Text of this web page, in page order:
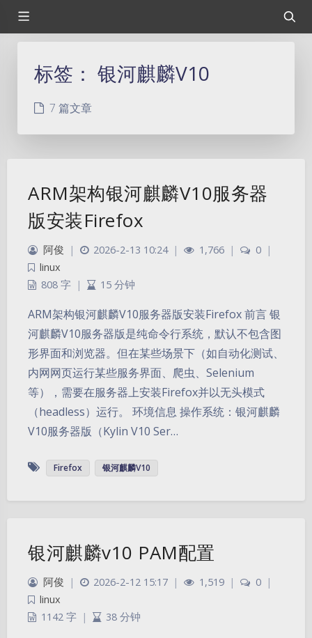
标签： 银河麒麟V10
7 篇文章
ARM架构银河麒麟V10服务器
版安装Firefox
阿俊 | 2026-2-13 10:24 | 1,766 | 0 |
linux
808 字 | 15 分钟
ARM架构银河麒麟V10服务器版安装Firefox 前言 银
河麒麟V10服务器版是纯命令行系统，默认不包含图
形界面和浏览器。但在某些场景下（如自动化测试、
内网网页运行某些服务界面、爬虫、Selenium
等），需要在服务器上安装Firefox并以无头模式
（headless）运行。 环境信息 操作系统：银河麒麟
V10服务器版（Kylin V10 Ser…
Firefox 银河麒麟V10
银河麒麟v10 PAM配置
阿俊 | 2026-2-12 15:17 | 1,519 | 0 |
linux
1142 字 | 38 分钟